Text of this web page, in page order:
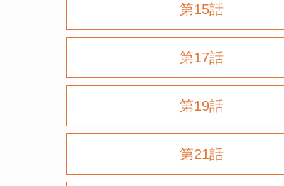
第15話
第17話
第19話
第21話